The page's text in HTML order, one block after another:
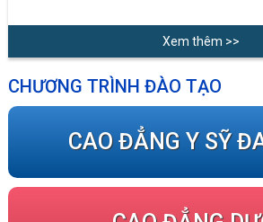
Xem thêm >>
CHƯƠNG TRÌNH ĐÀO TẠO
CAO ĐẲNG Y SỸ